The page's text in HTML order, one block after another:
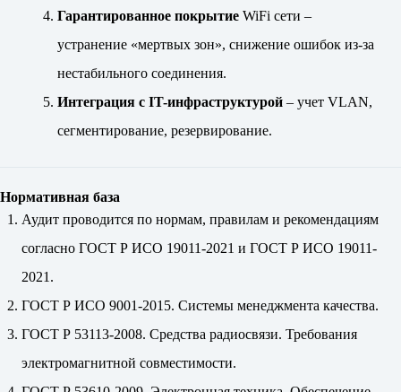
Гарантированное покрытие WiFi сети –
устранение «мертвых зон», снижение ошибок из-за
нестабильного соединения.
Интеграция с IT-инфраструктурой – учет VLAN,
сегментирование, резервирование.
Нормативная база
Аудит проводится по нормам, правилам и рекомендациям
согласно ГОСТ Р ИСО 19011-2021 и ГОСТ Р ИСО 19011-
2021.
ГОСТ Р ИСО 9001-2015. Системы менеджмента качества.
ГОСТ Р 53113-2008. Средства радиосвязи. Требования
электромагнитной совместимости.